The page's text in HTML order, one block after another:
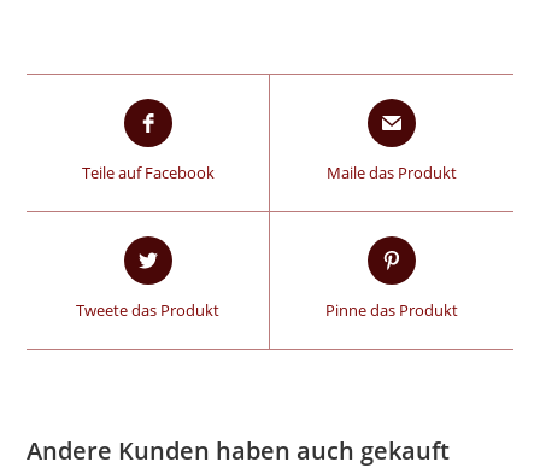
Teile auf Facebook Maile das Produkt
Tweete das Produkt Pinne das Produkt
Andere Kunden haben auch gekauft